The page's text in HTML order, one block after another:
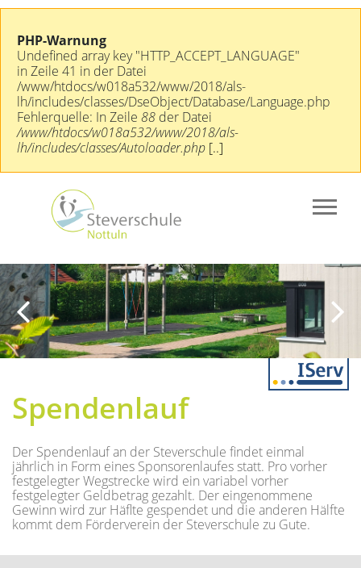
PHP-Warnung
Undefined array key "HTTP_ACCEPT_LANGUAGE"
in Zeile 41 in der Datei
/www/htdocs/w018a532/www/2018/als-
lh/includes/classes/DseObject/Database/Language.php
Fehlerquelle: In Zeile 88 der Datei
/www/htdocs/w018a532/www/2018/als-
lh/includes/classes/Autoloader.php [..]
Spendenlauf
Der Spendenlauf an der Steverschule findet einmal
jährlich in Form eines Sponsorenlaufes statt. Pro vorher
festgelegter Wegstrecke wird ein variabel vorher
festgelegter Geldbetrag gezahlt. Der eingenommene
Gewinn wird zur Häflte gespendet und die anderen Hälfte
kommt dem Förderverein der Steverschule zu Gute.